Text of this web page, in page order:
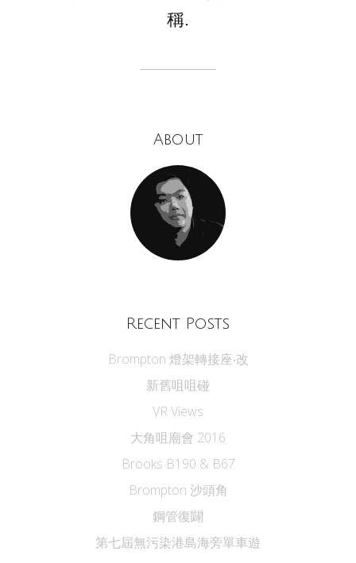
稱.
About
Recent Posts
Brompton 燈架轉接座‧改
新舊咀咀碰
VR Views
大角咀廟會 2016
Brooks B190 & B67
Brompton 沙頭角
鋼管復闢
第七屆無污染港島海旁單車遊